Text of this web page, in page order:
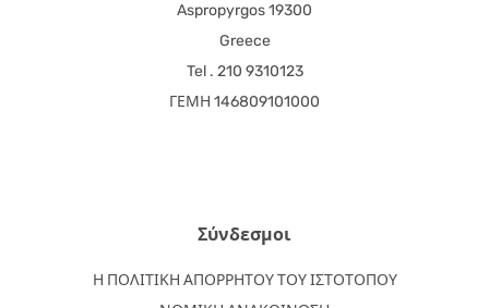
Aspropyrgos 19300
Greece
Tel . 210 9310123
ΓΕΜΗ 146809101000
Σύνδεσμοι
Η ΠΟΛΙΤΙΚΗ ΑΠΟΡΡΗΤΟΥ ΤΟΥ ΙΣΤΟΤΟΠΟΥ